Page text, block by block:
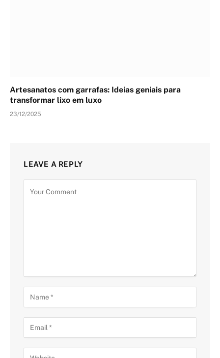
Artesanatos com garrafas: Ideias geniais para
transformar lixo em luxo
23/12/2025
LEAVE A REPLY